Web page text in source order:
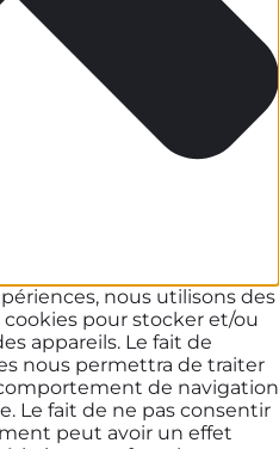
nous utilisons des
pour stocker et/ou
appareils. Le fait de
nous permettra de traiter
de navigation
Le fait de ne pas consentir
peut avoir un effet